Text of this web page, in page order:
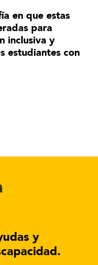
en que estas
para
inclusiva y
estudiantes con
y